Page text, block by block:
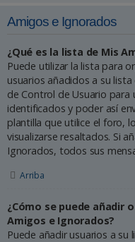
Amigos e Ignorados
¿Qué es la lista de Mis
Puede utilizar la lista para
usuarios añadidos a su
de Control de Usuario para
identificados y poder así
plantilla que utilice el foro,
visualizarse resaltados. Si
Ignorados, todos sus
Arriba
¿Cómo se puede añadir
Amigos e Ignorados?
Puede añadir usuarios a